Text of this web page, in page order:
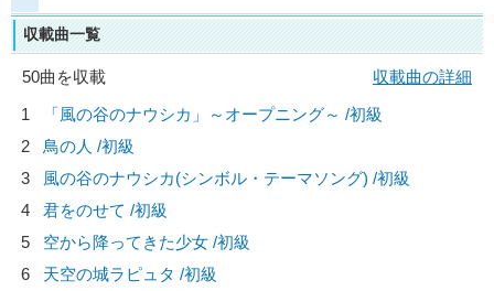
収載曲一覧
50曲を収載
収載曲の詳細
1
「風の谷のナウシカ」～オープニング～ /初級
2
鳥の人 /初級
3
風の谷のナウシカ(シンボル・テーマソング) /初級
4
君をのせて /初級
5
空から降ってきた少女 /初級
6
天空の城ラピュタ /初級